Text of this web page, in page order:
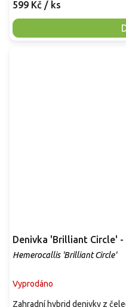
599 Kč / ks
Denivka 'Brilliant Circle'
Hemerocallis 'Brilliant Circle'
Vyprodáno
Zahradní hybrid denivky z